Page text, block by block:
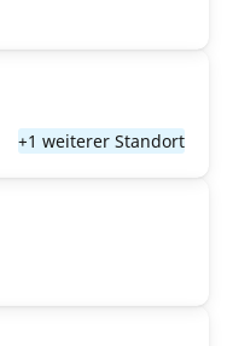
+1 weiterer Standort